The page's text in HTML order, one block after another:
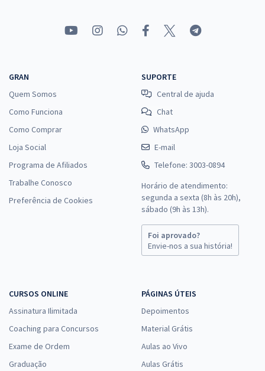
GRAN
Quem Somos
Como Funciona
Como Comprar
Loja Social
Programa de Afiliados
Trabalhe Conosco
Preferência de Cookies
SUPORTE
Central de ajuda
Chat
WhatsApp
E-mail
Telefone: 3003-0894
Horário de atendimento:
segunda a sexta (8h às 20h),
sábado (9h às 13h).
Foi aprovado?
Envie-nos a sua história!
CURSOS ONLINE
Assinatura Ilimitada
Coaching para Concursos
Exame de Ordem
Graduação
PÁGINAS ÚTEIS
Depoimentos
Material Grátis
Aulas ao Vivo
Aulas Grátis